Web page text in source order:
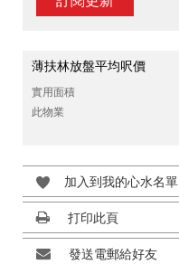
薄扶林放盤平均呎價
實用面積
此物業
加入到我的心水名單
打印此頁
發送電郵給好友